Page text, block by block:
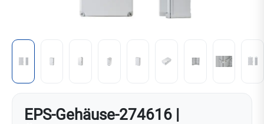
EPS-Gehäuse-274616 |